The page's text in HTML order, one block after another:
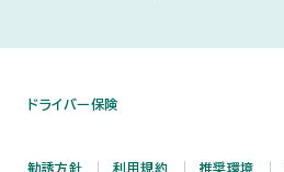
ドライバー保険
勧誘方針 利用規約 推奨環境